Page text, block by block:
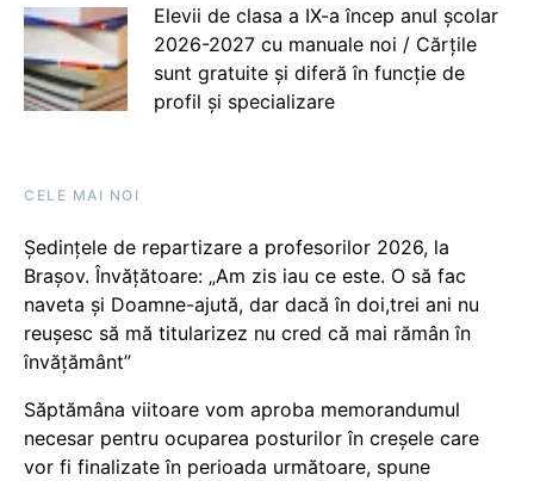
Elevii de clasa a IX-a încep anul școlar
2026-2027 cu manuale noi / Cărțile
sunt gratuite și diferă în funcție de
profil și specializare
CELE MAI NOI
Ședințele de repartizare a profesorilor 2026, la
Brașov. Învățătoare: „Am zis iau ce este. O să fac
naveta și Doamne-ajută, dar dacă în doi,trei ani nu
reușesc să mă titularizez nu cred că mai rămân în
învățământ”
Săptămâna viitoare vom aproba memorandumul
necesar pentru ocuparea posturilor în creșele care
vor fi finalizate în perioada următoare, spune